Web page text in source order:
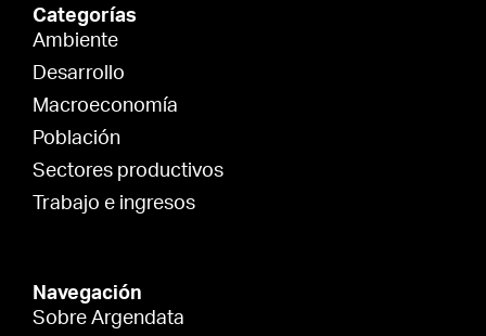
Categorías
Ambiente
Desarrollo
Macroeconomía
Población
Sectores productivos
Trabajo e ingresos
Navegación
Sobre Argendata